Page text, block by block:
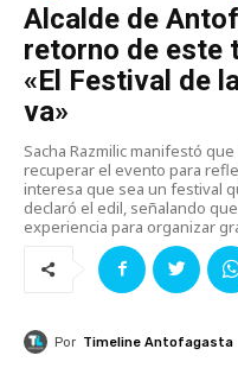
Alcalde de
retorno de este
«El Festival de
va»
Sacha Razmilic manifestó
recuperar el evento para
interesa que sea un festival
declaró el edil, señalando
experiencia para organizar
Por Timeline Antofagasta